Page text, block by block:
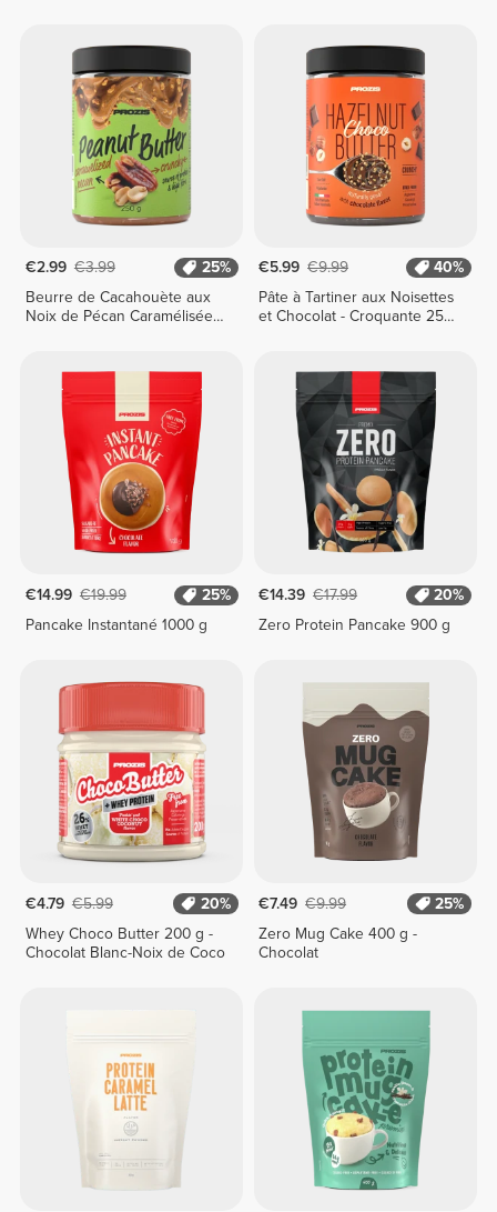
€2.99 €3.99
25%
Beurre de Cacahouète aux
Noix de Pécan Caramélisées
€5.99 €9.99
40%
Pâte à Tartiner aux Noisettes
et Chocolat - Croquante 250
€14.99 €19.99
25%
Pancake Instantané 1000 g
€14.39 €17.99
20%
Zero Protein Pancake 900 g
€4.79 €5.99
20%
Whey Choco Butter 200 g -
Chocolat Blanc-Noix de Coco
€7.49 €9.99
25%
Zero Mug Cake 400 g -
Chocolat